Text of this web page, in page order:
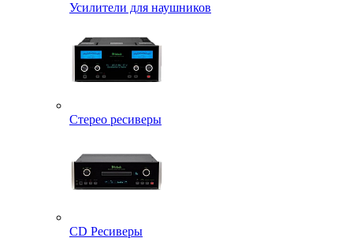
Усилители для наушников
Стерео ресиверы
CD Ресиверы